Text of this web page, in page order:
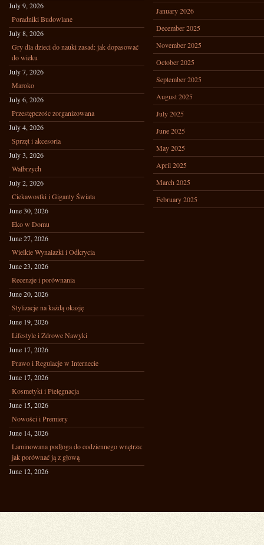
July 9, 2026
Poradniki Budowlane
July 8, 2026
Gry dla dzieci do nauki zasad: jak dopasować
do wieku
July 7, 2026
Maroko
July 6, 2026
Przestępczośc zorganizowana
July 4, 2026
Sprzęt i akcesoria
July 3, 2026
Wałbrzych
July 2, 2026
Ciekawostki i Giganty Świata
June 30, 2026
Eko w Domu
June 27, 2026
Wielkie Wynalazki i Odkrycia
June 23, 2026
Recenzje i porównania
June 20, 2026
Stylizacje na każdą okazję
June 19, 2026
Lifestyle i Zdrowe Nawyki
June 17, 2026
Prawo i Regulacje w Internecie
June 17, 2026
Kosmetyki i Pielęgnacja
June 15, 2026
Nowości i Premiery
June 14, 2026
Laminowana podłoga do codziennego wnętrza:
jak porównać ją z głową
June 12, 2026
January 2026
December 2025
November 2025
October 2025
September 2025
August 2025
July 2025
June 2025
May 2025
April 2025
March 2025
February 2025